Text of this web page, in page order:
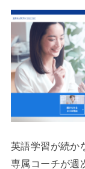
英語学習が続か
専属コーチが週